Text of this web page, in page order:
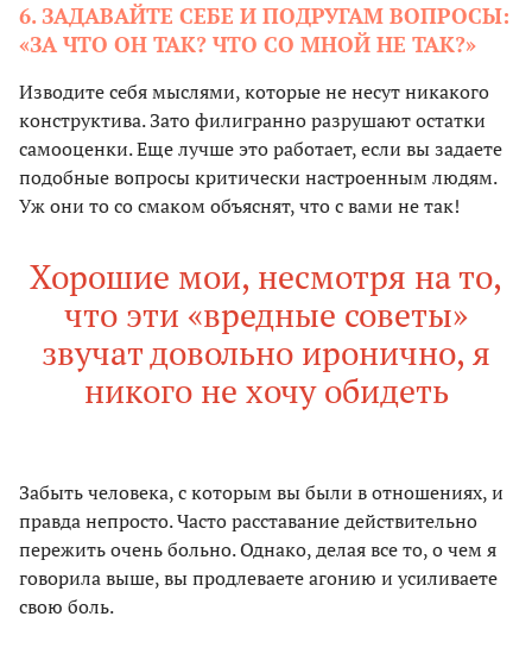
6. ЗАДАВАЙТЕ СЕБЕ И ПОДРУГАМ ВОПРОСЫ:
«ЗА ЧТО ОН ТАК? ЧТО СО МНОЙ НЕ ТАК?»
Изводите себя мыслями, которые не несут никакого
конструктива. Зато филигранно разрушают остатки
самооценки. Еще лучше это работает, если вы задаете
подобные вопросы критически настроенным людям.
Уж они то со смаком объяснят, что с вами не так!
Хорошие мои, несмотря на то,
что эти «вредные советы»
звучат довольно иронично, я
никого не хочу обидеть
Забыть человека, с которым вы были в отношениях, и
правда непросто. Часто расставание действительно
пережить очень больно. Однако, делая все то, о чем я
говорила выше, вы продлеваете агонию и усиливаете
свою боль.